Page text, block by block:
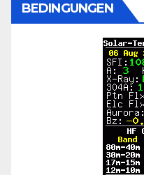
BEDINGUNGEN